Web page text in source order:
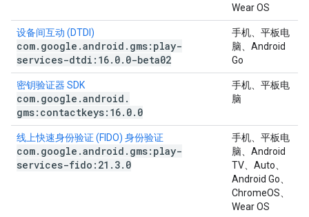
Wear OS
设备间互动 (DTDI)
com. google .android . gms:play-
services-dtdi:16. 0. 0-beta02
手机、平板电
脑、Android
Go
密钥验证器 SDK
com. google .android .
gms:contactkeys:16. 0. 0
手机、平板电
脑
线上快速身份验证 (FIDO) 身份验证
com. google .android . gms:play-
services-fido:21 . 3. 0
手机、平板电
脑、Android
TV、Auto、
Android Go、
ChromeOS、
Wear OS